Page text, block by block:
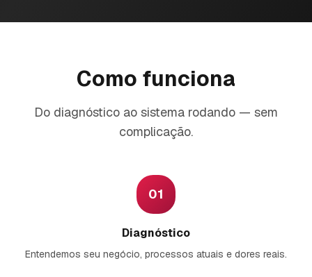
Como funciona
Do diagnóstico ao sistema rodando — sem
complicação.
01
Diagnóstico
Entendemos seu negócio, processos atuais e dores reais.